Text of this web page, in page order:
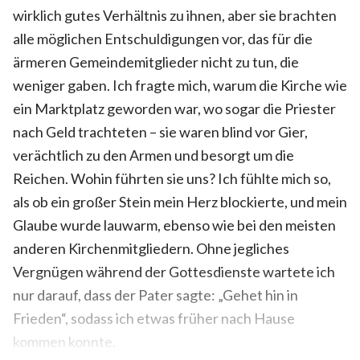
wirklich gutes Verhältnis zu ihnen, aber sie brachten
alle möglichen Entschuldigungen vor, das für die
ärmeren Gemeindemitglieder nicht zu tun, die
weniger gaben. Ich fragte mich, warum die Kirche wie
ein Marktplatz geworden war, wo sogar die Priester
nach Geld trachteten – sie waren blind vor Gier,
verächtlich zu den Armen und besorgt um die
Reichen. Wohin führten sie uns? Ich fühlte mich so,
als ob ein großer Stein mein Herz blockierte, und mein
Glaube wurde lauwarm, ebenso wie bei den meisten
anderen Kirchenmitgliedern. Ohne jegliches
Vergnügen während der Gottesdienste wartete ich
nur darauf, dass der Pater sagte: „Gehet hin in
Frieden“, sodass ich etwas früher nach Hause
kommen konnte.